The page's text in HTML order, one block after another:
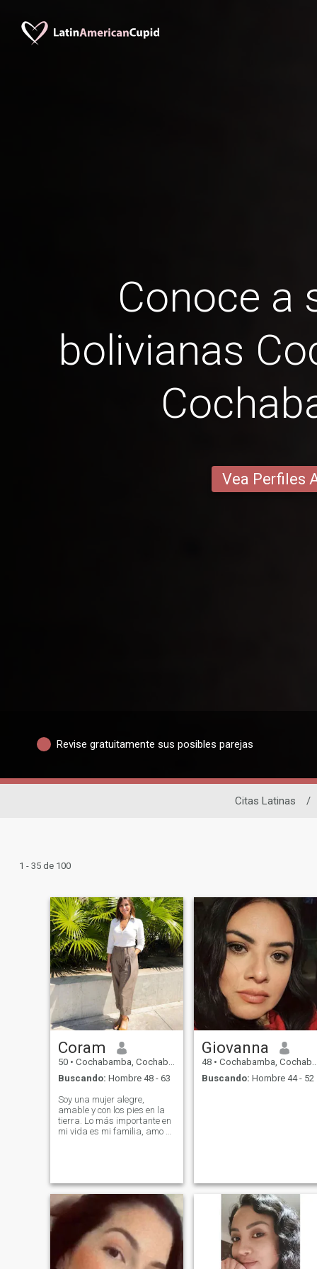
Conoce a
bolivianas
Vea Perfiles
Revise gratuitamente sus posibles parejas
Citas Latinas /
1 - 35 de 100
Coram
50 • Cochabamba, Cochabamba, Bolivia
Buscando: Hombre 48 - 63
Soy una mujer alegre,
amable y con los pies en la
tierra. Lo más importante en
mi vida es mi familia, amo y
construido una larga carrera
laboral ocupando cargos
ejecutivos de alta
responsabilidad, algo que
me ha permitido crecer tanto
personal como
profesionalmente. También
me encanta viajar, conocer
Giovanna
48 • Cochabamba, Cochabamba, Bolivia
Buscando: Hombre 44 - 52